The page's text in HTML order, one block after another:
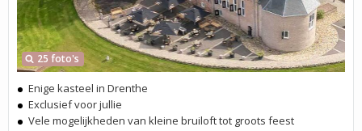
25 foto's
Enige kasteel in Drenthe
Exclusief voor jullie
Vele mogelijkheden van kleine bruiloft tot groots feest